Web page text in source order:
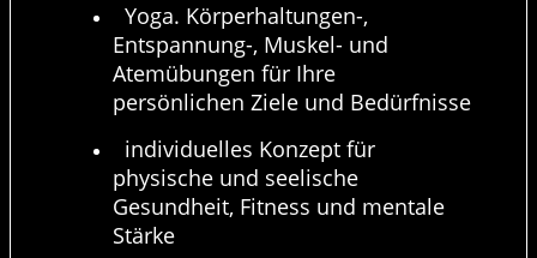
Yoga. Körperhaltungen-,
Entspannung-, Muskel- und
Atemübungen für Ihre
persönlichen Ziele und Bedürfnisse
individuelles Konzept für
physische und seelische
Gesundheit, Fitness und mentale
Stärke